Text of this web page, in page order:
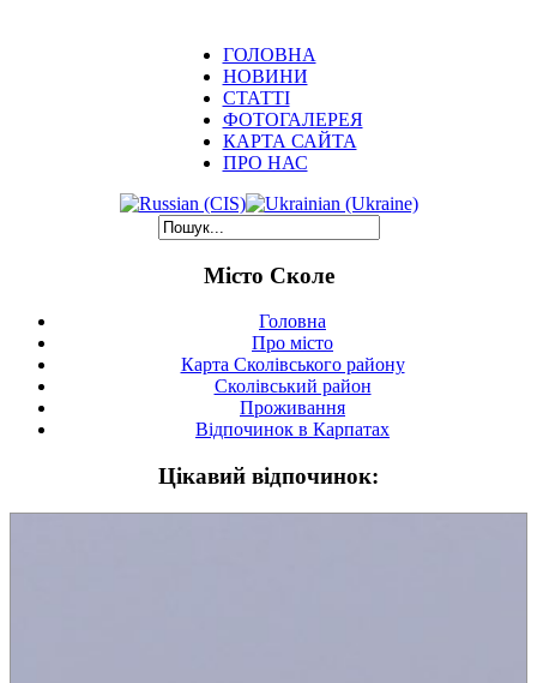
ГОЛОВНА
НОВИНИ
СТАТТІ
ФОТОГАЛЕРЕЯ
КАРТА САЙТА
ПРО НАС
Місто Сколе
Головна
Про місто
Карта Сколівського району
Сколівський район
Проживання
Відпочинок в Карпатах
Цікавий відпочинок: